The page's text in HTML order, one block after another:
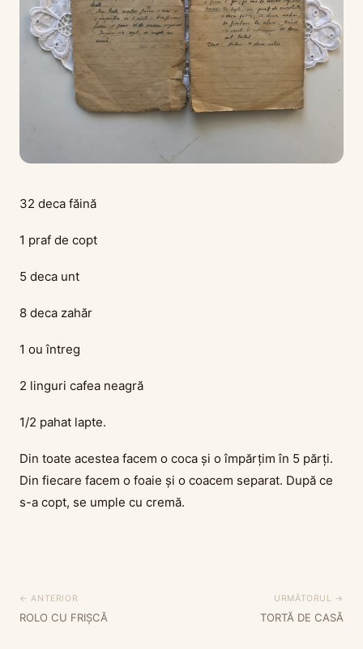
32 deca făină
1 praf de copt
5 deca unt
8 deca zahăr
1 ou întreg
2 linguri cafea neagră
1/2 pahat lapte.
Din toate acestea facem o coca și o împărțim în 5 părți.
Din fiecare facem o foaie și o coacem separat. După ce
s-a copt, se umple cu cremă.
← ANTERIOR
ROLO CU FRIȘCĂ
URMĂTORUL →
TORTĂ DE CASĂ